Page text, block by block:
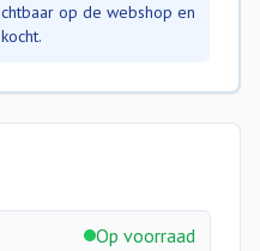
op de webshop en
Op voorraad